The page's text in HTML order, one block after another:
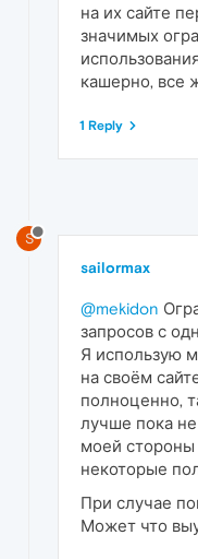
на их сайте
значимых
кашерно, все
1 Reply
S
sailormax
@mekidon
запросов с
Я использую
на своём
полноценно,
лучше пока не
моей стороны
некоторые
При случае
Может что